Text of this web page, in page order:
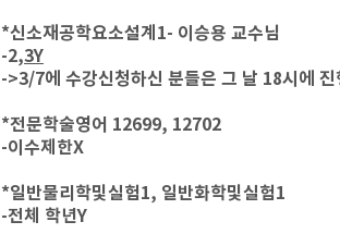
*신소재공학요소설계1- 이승용 교수님
-2,3Y
->3/7에 수강신청하신 분들은 그 날 18시에
*전문학술영어 12699, 12702
-이수제한X
*일반물리학및실험1, 일반화학및실험1
-전체 학년Y